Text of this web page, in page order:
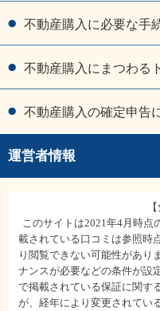
不動産購入に必要な手
不動産購入にまつわる
不動産購入の確定申告
運営者情報
このサイトは2021年4月時点
載されている口コミは参照時
り閲覧できない可能性があり
ナンスが必要などの条件が設
で掲載されている保証に関す
が、経年により変更されてい